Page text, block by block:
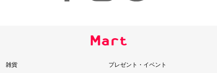
雑貨
プレゼント・イベント